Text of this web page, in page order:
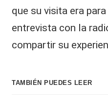
que su visita era
entrevista con la
compartir su
TAMBIÉN PUEDES LEER